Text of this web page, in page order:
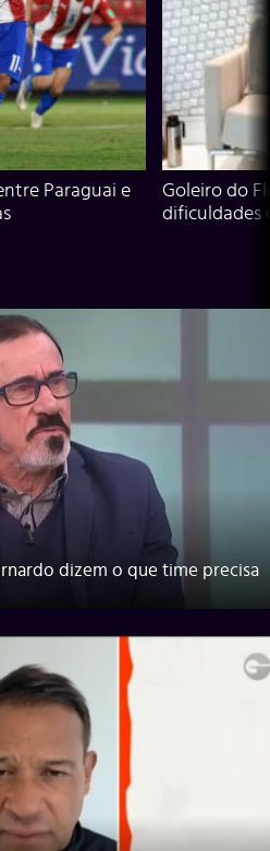
Paraguai e
Goleiro do
dificuldades
dizem o que time precisa